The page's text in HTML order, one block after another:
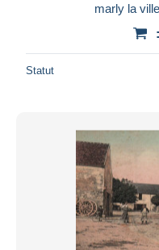
marly la
Statut